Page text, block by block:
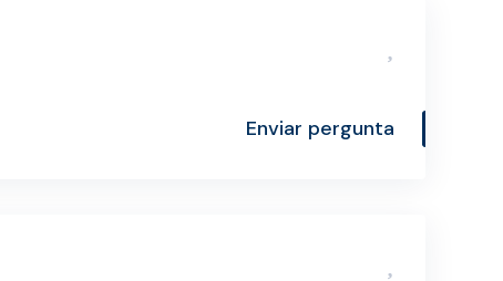
Enviar pergunta